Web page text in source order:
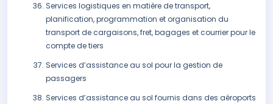
Services logistiques en matière de transport,
planification, programmation et organisation du
transport de cargaisons, fret, bagages et courrier pour le
compte de tiers
Services d’assistance au sol pour la gestion de
passagers
Services d’assistance au sol fournis dans des aéroports